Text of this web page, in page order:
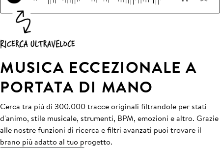
MUSICA ECCEZIONALE A
PORTATA DI MANO
Cerca tra più di 300.000 tracce originali filtrandole per stati
d'animo, stile musicale, strumenti, BPM, emozioni e altro. Grazie
alle nostre funzioni di ricerca e filtri avanzati puoi trovare il
brano più adatto al tuo progetto.